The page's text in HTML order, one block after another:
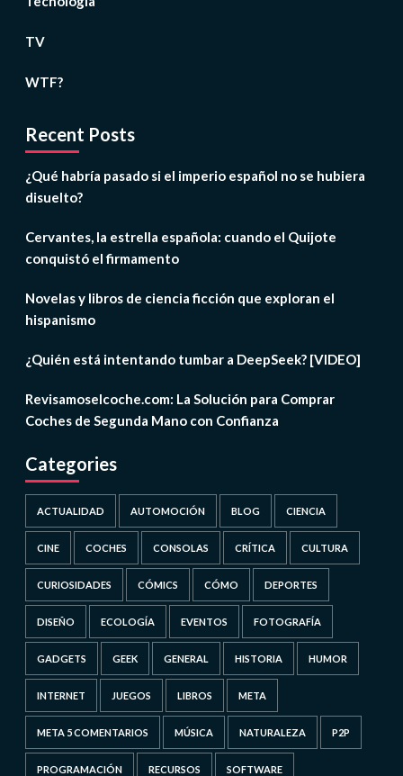
TV
WTF?
Recent Posts
¿Qué habría pasado si el imperio español no se hubiera
disuelto?
Cervantes, la estrella española: cuando el Quijote
conquistó el firmamento
Novelas y libros de ciencia ficción que exploran el
hispanismo
¿Quién está intentando tumbar a DeepSeek? [VIDEO]
Revisamoselcoche.com: La Solución para Comprar
Coches de Segunda Mano con Confianza
Categories
ACTUALIDAD AUTOMOCIÓN BLOG CIENCIA
CINE COCHES CONSOLAS CRÍTICA CULTURA
CURIOSIDADES CÓMICS CÓMO DEPORTES
DISEÑO ECOLOGÍA EVENTOS FOTOGRAFÍA
GADGETS GEEK GENERAL HISTORIA HUMOR
INTERNET JUEGOS LIBROS META
META 5 COMENTARIOS MÚSICA NATURALEZA P2P
PROGRAMACIÓN RECURSOS SOFTWARE